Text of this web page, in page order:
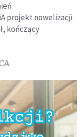
projekt nowelizacji
kończący